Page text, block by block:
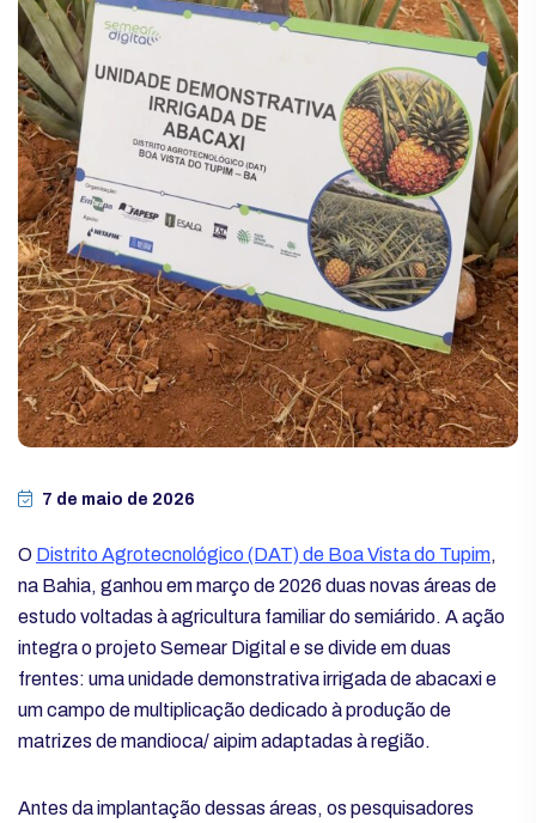
7 de maio de 2026
O Distrito Agrotecnológico (DAT) de Boa Vista do Tupim,
na Bahia, ganhou em março de 2026 duas novas áreas de
estudo voltadas à agricultura familiar do semiárido. A ação
integra o projeto Semear Digital e se divide em duas
frentes: uma unidade demonstrativa irrigada de abacaxi e
um campo de multiplicação dedicado à produção de
matrizes de mandioca/ aipim adaptadas à região.
Antes da implantação dessas áreas, os pesquisadores